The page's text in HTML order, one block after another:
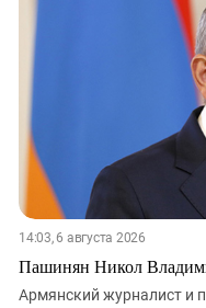
Карачаево-Черкесия
Краснодарский край
Нагорный Карабах
Ростовская область
14:03, 6 августа 2026
Пашинян Никол
Армянский журналист и